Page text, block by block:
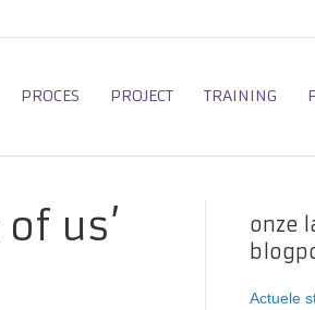
PROCES PROJECT TRAINING
us’
onze
Actuele